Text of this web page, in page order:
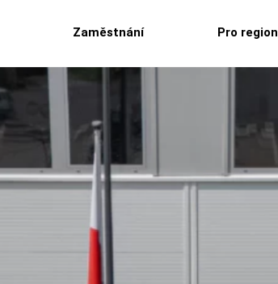
Zaměstnání Pro region